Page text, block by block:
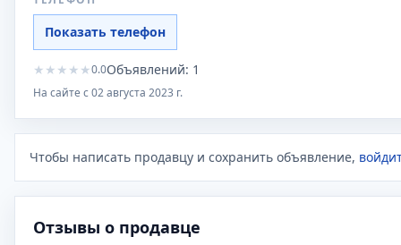
Показать телефон
★ ★ ★ ★ ★0.0Объявлений: 1
На сайте с02 августа 2023 г.
Чтобы написать продавцу и сохранить объявление,
Отзывы о продавце